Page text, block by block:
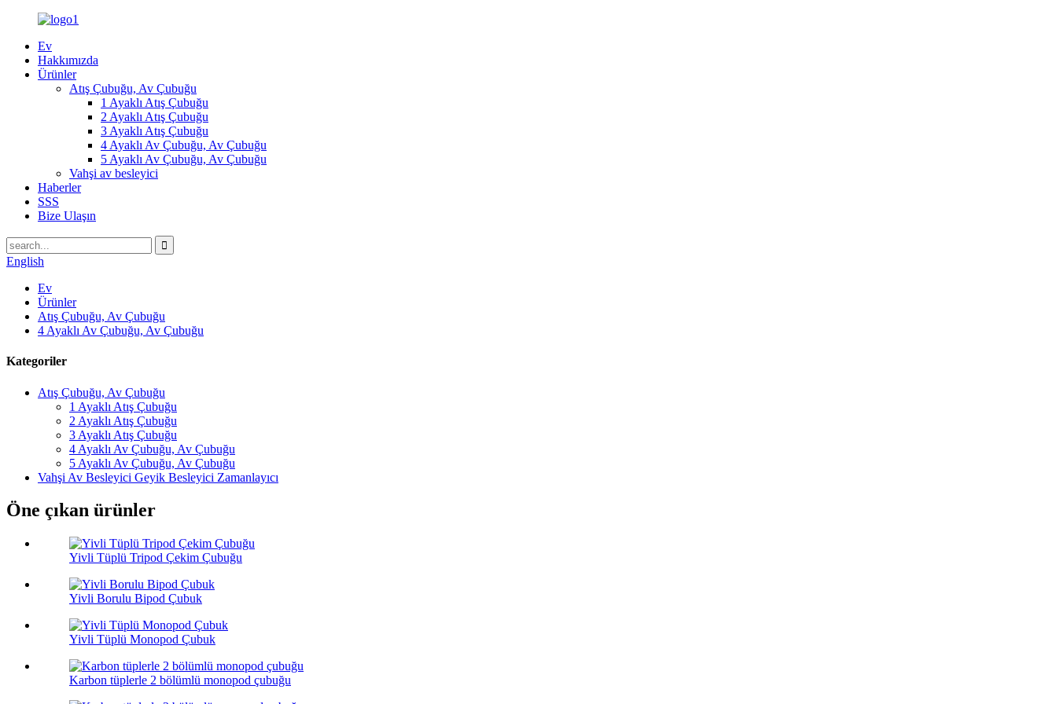
Ev
Hakkımızda
Ürünler
Atış Çubuğu, Av Çubuğu
1 Ayaklı Atış Çubuğu
2 Ayaklı Atış Çubuğu
3 Ayaklı Atış Çubuğu
4 Ayaklı Av Çubuğu, Av Çubuğu
5 Ayaklı Av Çubuğu, Av Çubuğu
Vahşi av besleyici
Haberler
SSS
Bize Ulaşın
English
Ev
Ürünler
Atış Çubuğu, Av Çubuğu
4 Ayaklı Av Çubuğu, Av Çubuğu
Kategoriler
Atış Çubuğu, Av Çubuğu
1 Ayaklı Atış Çubuğu
2 Ayaklı Atış Çubuğu
3 Ayaklı Atış Çubuğu
4 Ayaklı Av Çubuğu, Av Çubuğu
5 Ayaklı Av Çubuğu, Av Çubuğu
Vahşi Av Besleyici Geyik Besleyici Zamanlayıcı
Öne çıkan ürünler
Yivli Tüplü Tripod Çekim Çubuğu
Yivli Borulu Bipod Çubuk
Yivli Tüplü Monopod Çubuk
Karbon tüplerle 2 bölümlü monopod çubuğu